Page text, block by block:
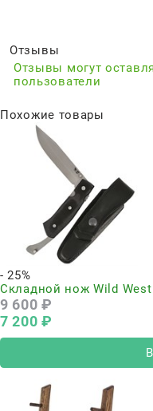
Отзывы
Отзывы могут
пользователи
Похожие товары
- 25%
Складной нож Wild West
9 600 ₽
7 200 ₽